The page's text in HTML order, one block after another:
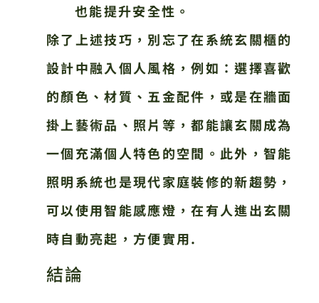
也能提升安全性。
除了上述技巧，別忘了在系統玄關櫃的
設計中融入個人風格，例如：選擇喜歡
的顏色、材質、五金配件，或是在牆面
掛上藝術品、照片等，都能讓玄關成為
一個充滿個人特色的空間。此外，智能
照明系統也是現代家庭裝修的新趨勢，
可以使用智能感應燈，在有人進出玄關
時自動亮起，方便實用.
結論